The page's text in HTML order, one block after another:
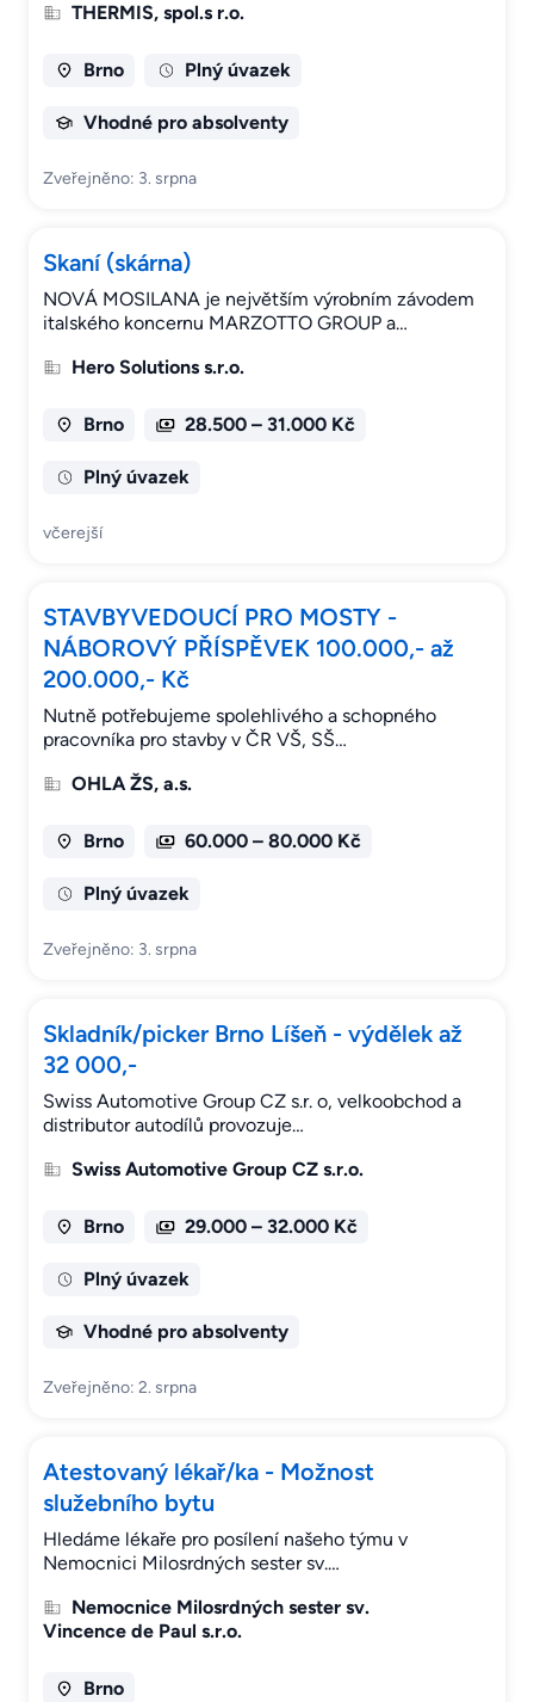
THERMIS, spol.s r.o.
Brno Plný úvazek
Vhodné pro absolventy
Zveřejněno: 3. srpna
Skaní (skárna)
NOVÁ MOSILANA je největším výrobním závodem
italského koncernu MARZOTTO GROUP a…
Hero Solutions s.r.o.
Brno 28.500 – 31.000 Kč
Plný úvazek
včerejší
STAVBYVEDOUCÍ PRO MOSTY -
NÁBOROVÝ PŘÍSPĚVEK 100.000,- až
200.000,- Kč
Nutně potřebujeme spolehlivého a schopného
pracovníka pro stavby v ČR VŠ, SŠ…
OHLA ŽS, a.s.
Brno 60.000 – 80.000 Kč
Plný úvazek
Zveřejněno: 3. srpna
Skladník/picker Brno Líšeň - výdělek až
32 000,-
Swiss Automotive Group CZ s.r. o, velkoobchod a
distributor autodílů provozuje…
Swiss Automotive Group CZ s.r.o.
Brno 29.000 – 32.000 Kč
Plný úvazek
Vhodné pro absolventy
Zveřejněno: 2. srpna
Atestovaný lékař/ka - Možnost
služebního bytu
Hledáme lékaře pro posílení našeho týmu v
Nemocnici Milosrdných sester sv.…
Nemocnice Milosrdných sester sv.
Vincence de Paul s.r.o.
Brno